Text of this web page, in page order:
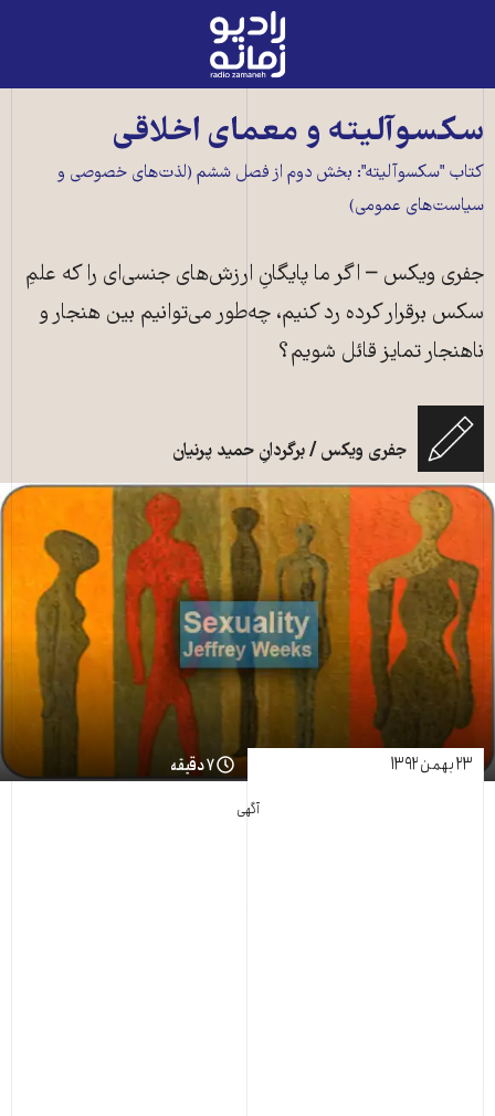
رادیو
زمانه
صفحه
اصلی
سکسوآلیته و معمای اخلاقی
کتاب "سکسوآلیته": بخش دوم از فصل ششم (لذت‌های خصوصی و
سیاست‌های عمومی)
جفری ویکس – اگر ما پایگانِ ارزش‌های جنسی‌ای را که علمِ
سکس برقرار کرده رد کنیم، چه‌طور می‌توانیم بین هنجار و
ناهنجار تمایز قائل شویم؟
جفری ویکس / برگردانِ حمید پرنیان
۲۳ بهمن ۱۳۹۲ ۷ دقیقه
آگهی